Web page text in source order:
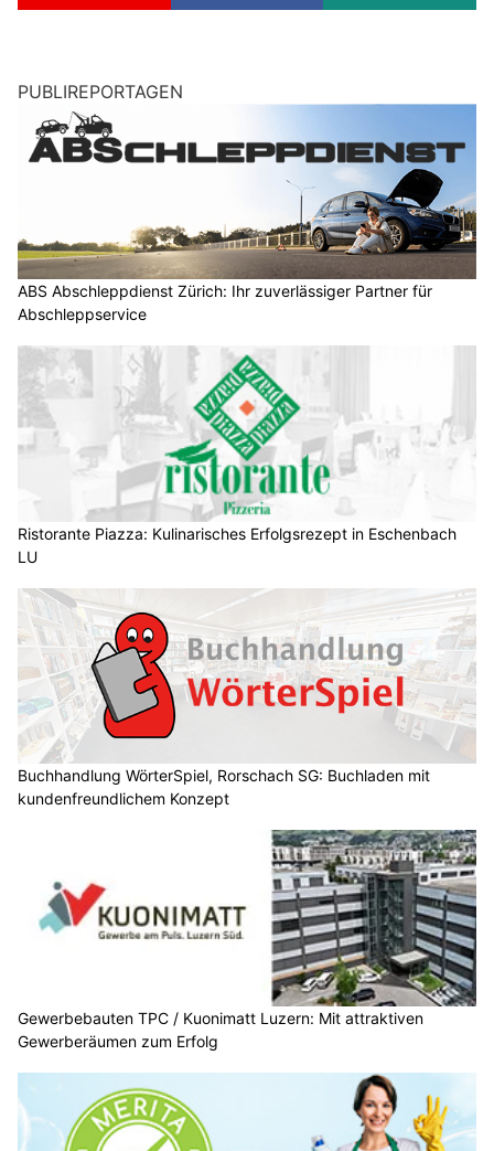
PUBLIREPORTAGEN
ABS Abschleppdienst Zürich: Ihr zuverlässiger Partner für
Abschleppservice
Ristorante Piazza: Kulinarisches Erfolgsrezept in Eschenbach
LU
Buchhandlung WörterSpiel, Rorschach SG: Buchladen mit
kundenfreundlichem Konzept
Gewerbebauten TPC / Kuonimatt Luzern: Mit attraktiven
Gewerberäumen zum Erfolg